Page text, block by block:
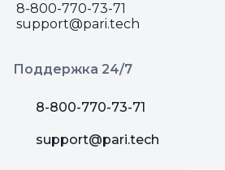
8-800-770-73-71
support@pari.tech
Поддержка 24/7
8-800-770-73-71
support@pari.tech